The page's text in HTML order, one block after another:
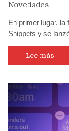
Novedades
En primer lugar, la
Snippets y se
Lee más